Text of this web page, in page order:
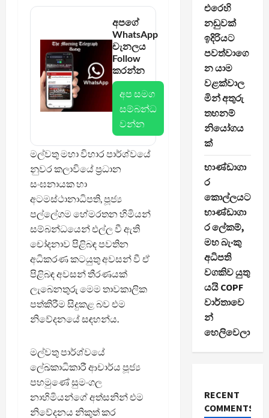
අපගේ
WhatsApp
චැනලය
Follow
කරන්න
අප සමග
සම්බන්ධ
වන්න
මල්වතු මහා විහාර පාර්ශ්වයේ
නුවර කලාවියේ ප්‍රධාන
සංඝනායක හා
අටමස්ථානාධිපති, පූජ්‍ය
පල්ලේගම හේමරතන හිමියන්
සම්බන්ධයෙන් එල්ල වී ඇති
චෝදනාව පිළිබඳ පවතින
අධිකරණ කටයුතු අවසන් වී ඒ
පිළිබඳ අවසන් තීරණයක්
ලැබෙනතුරු මෙම තාවකාලික
පත්කිරීම සිදුකළ බව එම
නිවේදනයේ සඳහන්ය.
මල්වතු පාර්ශ්වයේ
ලේඛකාධිකාරී ආචාර්ය පූජ්‍ය
පහමුණේ සුමංගල
නාහිමියන්ගේ අත්සනින් එම
නිවේදනය නිකුත් කර
එරෙහි
නඩුවක්
ඉදිරියට
පවත්වාගෙ
න යාම
වළක්වාල
මින් අතුරු
තහනම්
නියෝගය
ක්
භාණ්ඩාගා
ර
කොල්ලයට
භාණ්ඩාගා
ර ලේකම්,
මහ බැංකු
අධිපති
වගකිව යුතු
යයි COPF
වාර්තාවෙ
න්
හෙලිවෙලා
RECENT
COMMENTS